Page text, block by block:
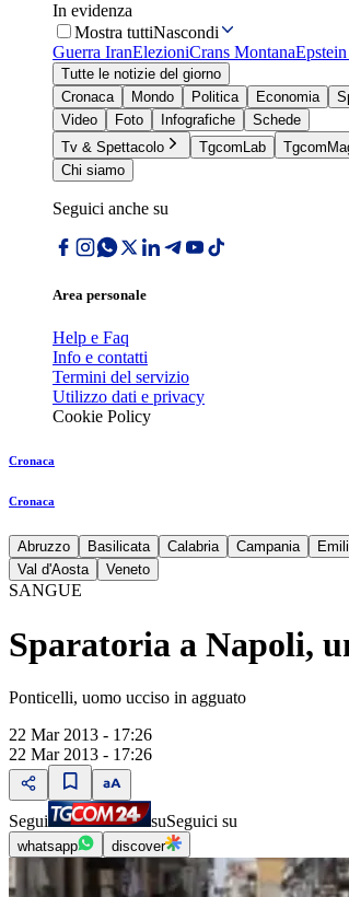
In evidenza
Mostra tuttiNascondi
Guerra IranElezioniCrans Montana
Tutte le notizie del giorno
Cronaca
Mondo Politica Economia
Video
Foto Infografiche
Schede
Tv & Spettacolo
TgcomLab
Chi siamo
Seguici anche su
Area personale
Help e Faq
Info e contatti
Termini del servizio
Utilizzo dati e privacy
Cookie Policy
Cronaca
Cronaca
Abruzzo Basilicata Calabria Campania
Val d'Aosta
Veneto
SANGUE
Sparatoria a Napoli,
Ponticelli, uomo ucciso in agguato
22 Mar 2013 - 17:26
22 Mar 2013 - 17:26
Segui suSeguici su
whatsapp discover